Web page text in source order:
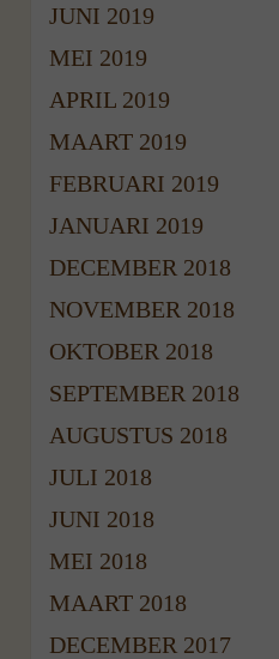
JUNI 2019
MEI 2019
APRIL 2019
MAART 2019
FEBRUARI 2019
JANUARI 2019
DECEMBER 2018
NOVEMBER 2018
OKTOBER 2018
SEPTEMBER 2018
AUGUSTUS 2018
JULI 2018
JUNI 2018
MEI 2018
MAART 2018
DECEMBER 2017